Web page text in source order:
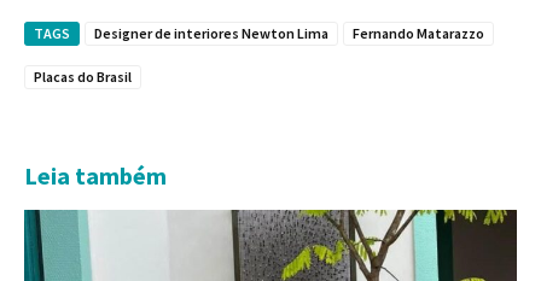
TAGS Designer de interiores Newton Lima Fernando Matarazzo
Placas do Brasil
Leia também